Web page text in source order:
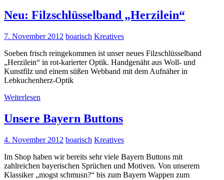
Neu: Filzschlüsselband „Herzilein“
7. November 2012 boarisch Kreatives
Soeben frisch reingekommen ist unser neues Filzschlüsselband
„Herzilein“ in rot-karierter Optik. Handgenäht aus Woll- und
Kunstfilz und einem süßen Webband mit dem Aufnäher in
Lebkuchenherz-Optik
Weiterlesen
Unsere Bayern Buttons
4. November 2012 boarisch Kreatives
Im Shop haben wir bereits sehr viele Bayern Buttons mit
zahlreichen bayerischen Sprüchen und Motiven. Von unserem
Klassiker „mogst schmusn?“ bis zum Bayern Wappen zum